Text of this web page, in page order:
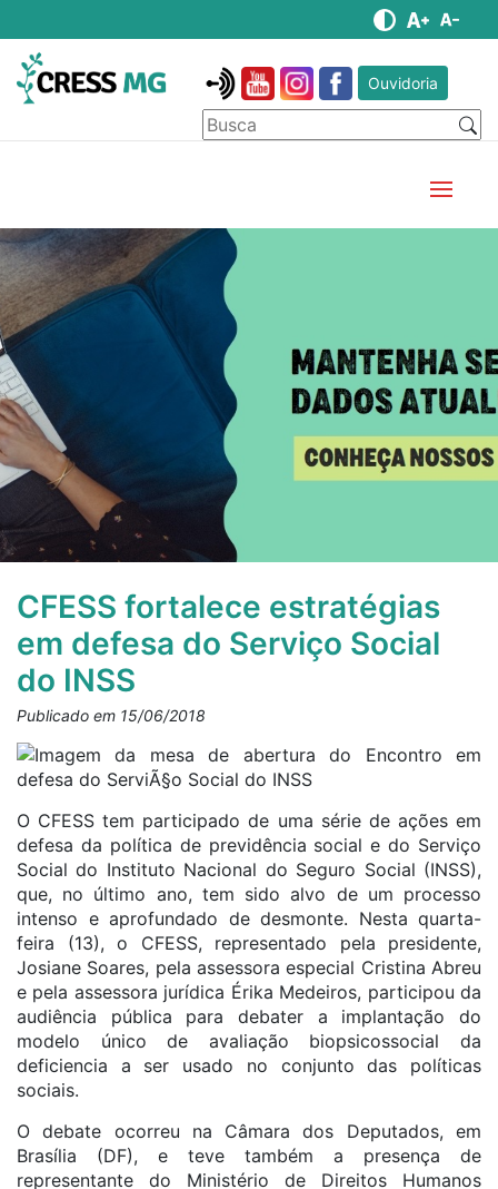
Ouvidoria
CFESS fortalece estratégias
em defesa do Serviço Social
do INSS
Publicado em 15/06/2018
O CFESS tem participado de uma série de ações em
defesa da política de previdência social e do Serviço
Social do Instituto Nacional do Seguro Social (INSS),
que, no último ano, tem sido alvo de um processo
intenso e aprofundado de desmonte. Nesta quarta-
feira (13), o CFESS, representado pela presidente,
Josiane Soares, pela assessora especial Cristina Abreu
e pela assessora jurídica Érika Medeiros, participou da
audiência pública para debater a implantação do
modelo único de avaliação biopsicossocial da
deficiencia a ser usado no conjunto das políticas
sociais.
O debate ocorreu na Câmara dos Deputados, em
Brasília (DF), e teve também a presença de
representante do Ministério de Direitos Humanos